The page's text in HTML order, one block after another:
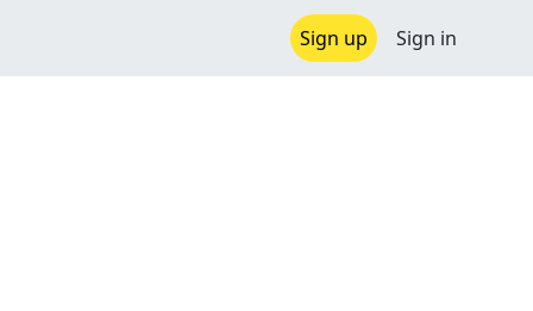
Sign up Sign in